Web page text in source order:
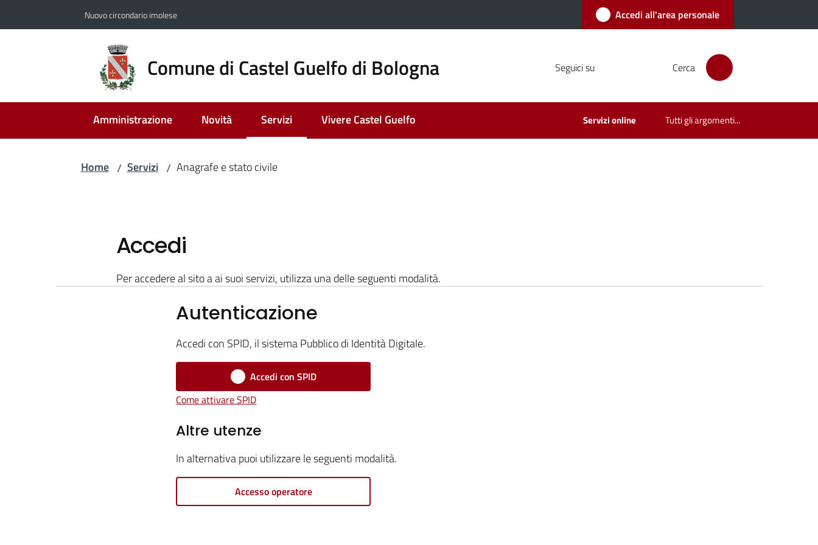
Nuovo circondario imolese Accedi all'area personale
Comune di Castel Guelfo di Bologna Seguici su Cerca
Amministrazione Novità Servizi
Menu selezionatoVivere Castel Guelfo Servizi online Tutti gli argomenti...
Home / Servizi / Anagrafe e stato civile
Accedi
Per accedere al sito a ai suoi servizi, utilizza una delle seguenti modalità.
Autenticazione
Accedi con SPID, il sistema Pubblico di Identità Digitale.
Accedi con SPID
Come attivare SPID
Altre utenze
In alternativa puoi utilizzare le seguenti modalità.
Accesso operatore